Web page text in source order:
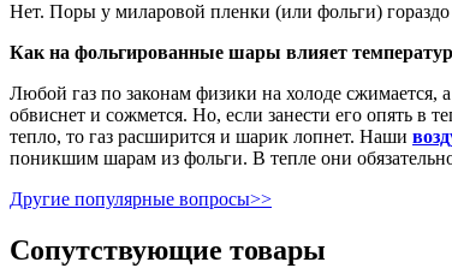
Нет. Поры у миларовой пленки (или фольги) гораздо
Как на фольгированные шары влияет
Любой газ по законам физики на холоде сжимается,
обвиснет и сожмется. Но, если занести его опять в
тепло, то газ расширится и шарик лопнет. Наши
поникшим шарам из фольги. В тепле они
Другие популярные вопросы>>
Сопутствующие товары